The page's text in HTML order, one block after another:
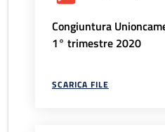
Congiuntura
1° trimestre 2020
SCARICA FILE